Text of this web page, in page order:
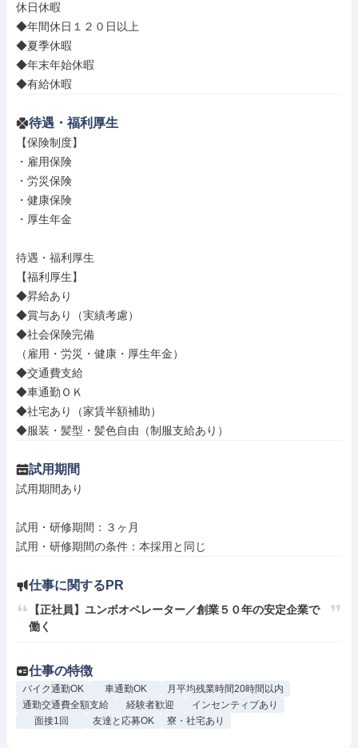
休日休暇
◆年間休日１２０日以上
◆夏季休暇
◆年末年始休暇
◆有給休暇
待遇・福利厚生
【保険制度】
・雇用保険
・労災保険
・健康保険
・厚生年金
待遇・福利厚生
【福利厚生】
◆昇給あり
◆賞与あり（実績考慮）
◆社会保険完備
（雇用・労災・健康・厚生年金）
◆交通費支給
◆車通勤ＯＫ
◆社宅あり（家賃半額補助）
◆服装・髪型・髪色自由（制服支給あり）
試用期間
試用期間あり
試用・研修期間：３ヶ月
仕事に関するPR
【正社員】ユンボオペレーター／創業５０年の安定企業で
働く
仕事の特徴
バイク通勤OK 車通勤OK
月平均残業時間20時間以内
通勤交通費全額支給
経験者歓迎
インセンティブあり
面接1回
友達と応募OK 寮・社宅あり